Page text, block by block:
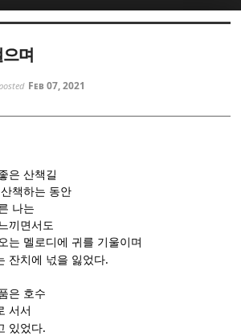
며
Feb 07, 2021
은 산책길
책하는 동안
나는
끼면서도
는 멜로디에 귀를 기울이며
잔치에 넋을 잃었다.
은 호수
서서
있었다.
스케치북5
스케치북5
스케치북5
스케치북5